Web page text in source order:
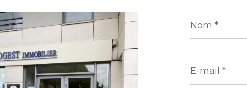
*
mail
*